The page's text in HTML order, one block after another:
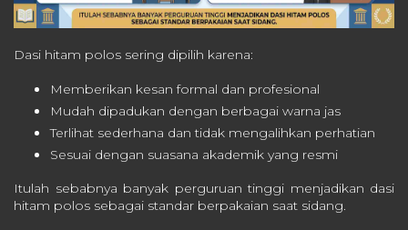
Dasi hitam polos sering dipilih karena:
Memberikan kesan formal dan profesional
Mudah dipadukan dengan berbagai warna jas
Terlihat sederhana dan tidak mengalihkan perhatian
Sesuai dengan suasana akademik yang resmi
Itulah sebabnya banyak perguruan tinggi menjadikan dasi
hitam polos sebagai standar berpakaian saat sidang.